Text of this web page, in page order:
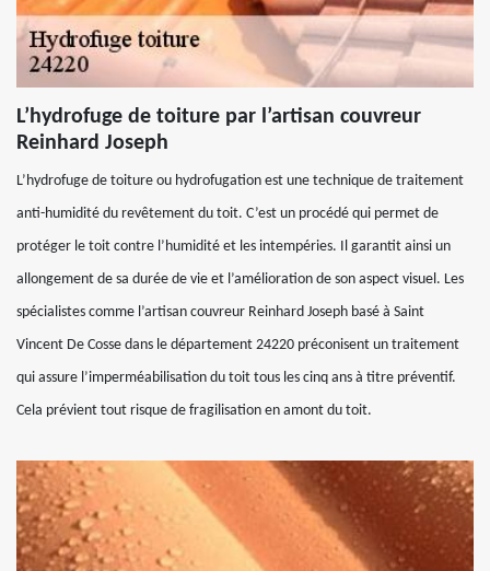
L’hydrofuge de toiture par l’artisan couvreur
Reinhard Joseph
L’hydrofuge de toiture ou hydrofugation est une technique de traitement
anti-humidité du revêtement du toit. C’est un procédé qui permet de
protéger le toit contre l’humidité et les intempéries. Il garantit ainsi un
allongement de sa durée de vie et l’amélioration de son aspect visuel. Les
spécialistes comme l’artisan couvreur Reinhard Joseph basé à Saint
Vincent De Cosse dans le département 24220 préconisent un traitement
qui assure l’imperméabilisation du toit tous les cinq ans à titre préventif.
Cela prévient tout risque de fragilisation en amont du toit.